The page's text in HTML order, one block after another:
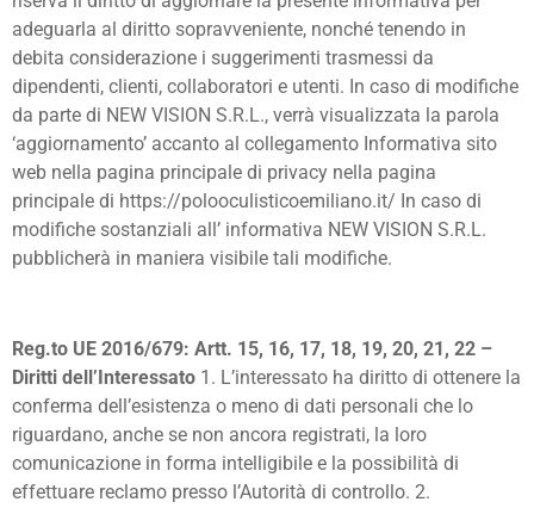
adeguarla al diritto sopravveniente, nonché tenendo in
debita considerazione i suggerimenti trasmessi da
dipendenti, clienti, collaboratori e utenti. In caso di modifiche
da parte di NEW VISION S.R.L., verrà visualizzata la parola
‘aggiornamento’ accanto al collegamento Informativa sito
web nella pagina principale di privacy nella pagina
principale di https://polooculisticoemiliano.it/ In caso di
modifiche sostanziali all’ informativa NEW VISION S.R.L.
pubblicherà in maniera visibile tali modifiche.
Reg.to UE 2016/679: Artt. 15, 16, 17, 18, 19, 20, 21, 22 –
Diritti dell’Interessato 1. L’interessato ha diritto di ottenere la
conferma dell’esistenza o meno di dati personali che lo
riguardano, anche se non ancora registrati, la loro
comunicazione in forma intelligibile e la possibilità di
effettuare reclamo presso l’Autorità di controllo. 2.